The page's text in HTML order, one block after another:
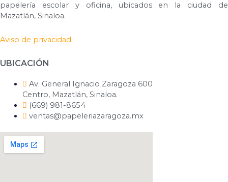
papelería escolar y oficina, ubicados en la ciudad de
Mazatlán, Sinaloa.
Aviso de privacidad
UBICACIÓN
Av. General Ignacio Zaragoza 600
Centro, Mazatlán, Sinaloa.
(669) 981-8654
ventas@papeleriazaragoza.mx